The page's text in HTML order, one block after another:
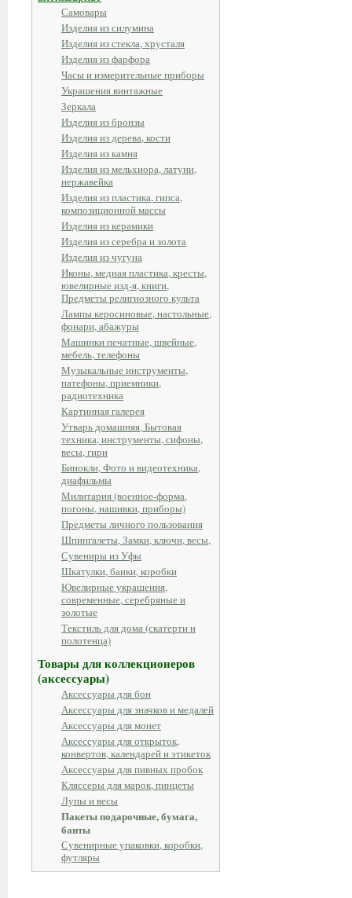
Самовары
Изделия из силумина
Изделия из стекла, хрусталя
Изделия из фарфора
Часы и измерительные приборы
Украшения винтажные
Зеркала
Изделия из бронзы
Изделия из дерева, кости
Изделия из камня
Изделия из мельхиора, латуни,
нержавейка
Изделия из пластика, гипса,
композиционной массы
Изделия из керамики
Изделия из серебра и золота
Изделия из чугуна
Иконы, медная пластика, кресты,
ювелирные изд-я, книги,
Предметы религиозного культа
Лампы керосиновые, настольные,
фонари, абажуры
Машинки печатные, швейные,
мебель, телефоны
Музыкальные инструменты,
патефоны, приемники,
радиотехника
Картинная галерея
Утварь домашняя, Бытовая
техника, инструменты, сифоны,
весы, гири
Бинокли, Фото и видеотехника,
диафильмы
Милитария (военное-форма,
погоны, нашивки, приборы)
Предметы личного пользования
Шпингалеты, Замки, ключи, весы,
Сувениры из Уфы
Шкатулки, банки, коробки
Ювелирные украшения,
современные, серебряные и
золотые
Текстиль для дома (скатерти и
полотенца)
Товары для коллекционеров
(аксессуары)
Аксессуары для бон
Аксессуары для значков и медалей
Аксессуары для монет
Аксессуары для открыток,
конвертов, календарей и этикеток
Аксессуары для пивных пробок
Кляссеры для марок, пинцеты
Лупы и весы
Пакеты подарочные, бумага,
банты
Сувенирные упаковки, коробки,
футляры